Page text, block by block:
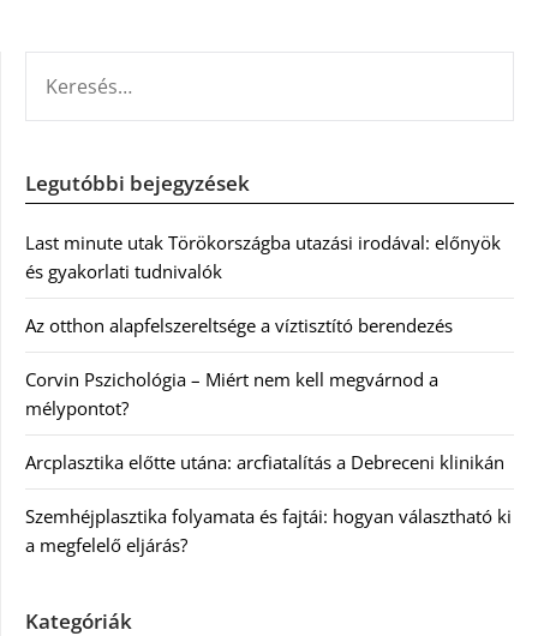
Legutóbbi bejegyzések
Last minute utak Törökországba utazási irodával: előnyök
és gyakorlati tudnivalók
Az otthon alapfelszereltsége a víztisztító berendezés
Corvin Pszichológia – Miért nem kell megvárnod a
mélypontot?
Arcplasztika előtte utána: arcfiatalítás a Debreceni klinikán
Szemhéjplasztika folyamata és fajtái: hogyan választható ki
a megfelelő eljárás?
Kategóriák